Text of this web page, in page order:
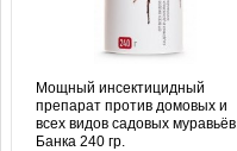
Мощный инсектицидный
препарат против домовых и
всех видов садовых муравьёв.
Банка 240 гр.